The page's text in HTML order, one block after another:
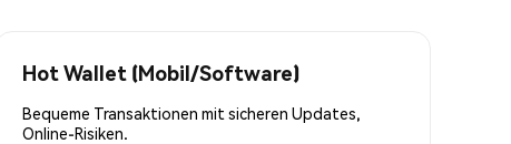
Hot Wallet (Mobil/Software)
Bequeme Transaktionen mit sicheren Updates,
Online-Risiken.